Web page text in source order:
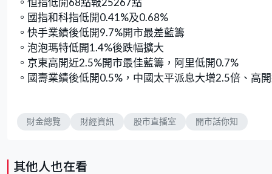
。國指和科指低開0.41%及0.68%
。快手業績後低開9.7%開市最差藍籌
。泡泡瑪特低開1.4%後跌幅擴大
。京東高開近2.5%開市最佳藍籌，阿里低開0.7%
。國壽業績後低開0.5%，中國太平派息大增2.5倍、高
財金總覽 財經資訊 股市直播室 開市話你知
其他人也在看